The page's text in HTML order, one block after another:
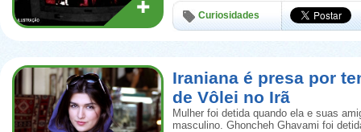
Curiosidades
Iraniana é presa por
de Vôlei no Irã
Mulher foi detida quando ela e suas
masculino. Ghoncheh Ghavami foi